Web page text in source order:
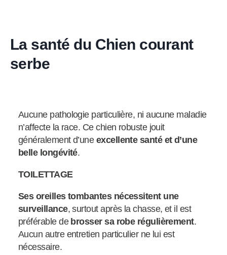
La santé du Chien courant
serbe
Aucune pathologie particulière, ni aucune maladie
n’affecte la race. Ce chien robuste jouit
généralement d’une excellente santé et d’une
belle longévité.
TOILETTAGE
Ses oreilles tombantes nécessitent une
surveillance, surtout après la chasse, et il est
préférable de brosser sa robe régulièrement.
Aucun autre entretien particulier ne lui est
nécessaire.